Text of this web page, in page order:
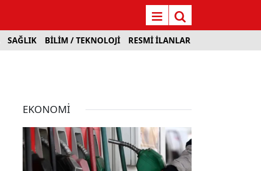
SAĞLIK BİLİM / TEKNOLOJİ RESMİ İLANLAR
EKONOMİ